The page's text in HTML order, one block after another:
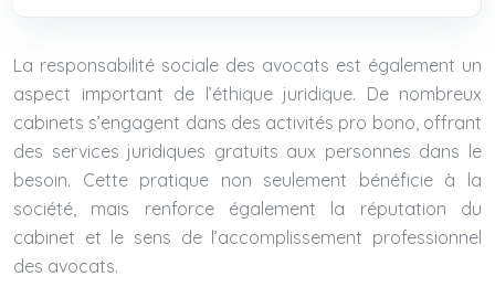
La responsabilité sociale des avocats est également un
aspect important de l’éthique juridique. De nombreux
cabinets s’engagent dans des activités pro bono, offrant
des services juridiques gratuits aux personnes dans le
besoin. Cette pratique non seulement bénéficie à la
société, mais renforce également la réputation du
cabinet et le sens de l’accomplissement professionnel
des avocats.